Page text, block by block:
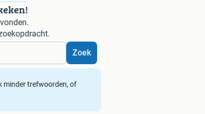
Zoek
minder trefwoorden, of